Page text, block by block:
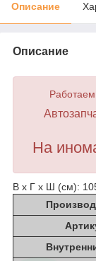
Описание
Описание
На
В х Г х Ш (см):